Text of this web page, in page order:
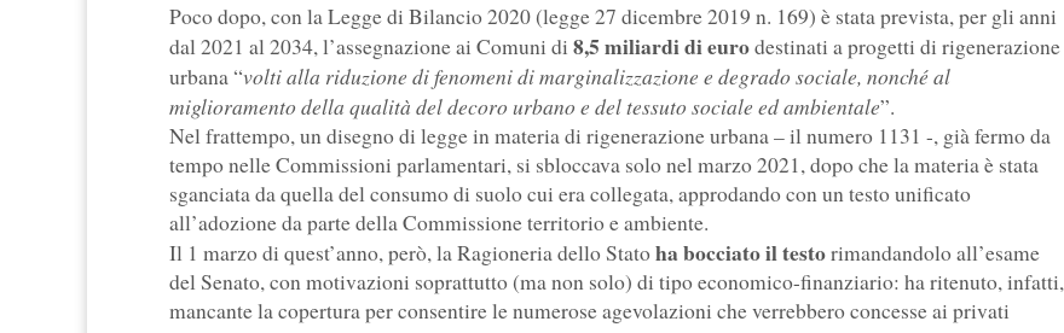
Poco dopo, con la Legge di Bilancio 2020 (legge 27 dicembre 2019 n. 169) è stata prevista, per gli anni
dal 2021 al 2034, l’assegnazione ai Comuni di 8,5 miliardi di eurodestinati a progetti di rigenerazione
urbana “volti alla riduzione di fenomeni di marginalizzazione e degrado sociale, nonché al
miglioramento della qualità del decoro urbano e del tessuto sociale ed ambientale”.
Nel frattempo, un disegno di legge in materia di rigenerazione urbana – il numero 1131 -, già fermo da
tempo nelle Commissioni parlamentari, si sbloccava solo nel marzo 2021, dopo che la materia è stata
sganciata da quella del consumo di suolo cui era collegata, approdando con un testo unificato
all’adozione da parte della Commissione territorio e ambiente.
Il 1 marzo di quest’anno, però, la Ragioneria dello Statoha bocciato il testorimandandolo all’esame
del Senato, con motivazioni soprattutto (ma non solo) di tipo economico-finanziario: ha ritenuto, infatti,
mancante la copertura per consentire le numerose agevolazioni che verrebbero concesse ai privati